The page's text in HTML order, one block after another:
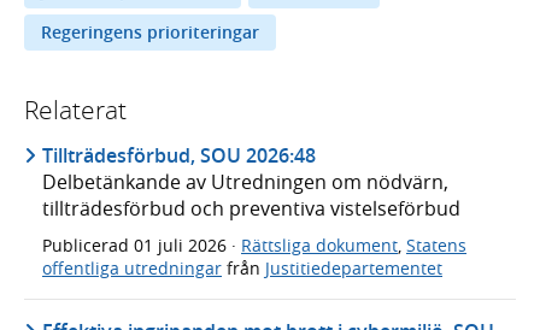
Regeringens prioriteringar
Relaterat
Tillträdesförbud, SOU 2026:48
Delbetänkande av Utredningen om nödvärn,
tillträdesförbud och preventiva vistelseförbud
Publicerad 01 juli 2026 · Rättsliga dokument, Statens
offentliga utredningar från Justitiedepartementet